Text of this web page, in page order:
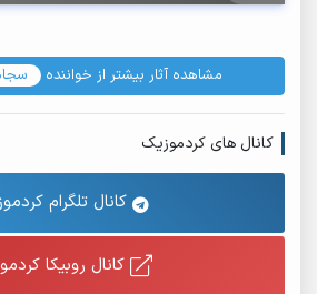
مشاهده آثار بیشتر از خواننده
کانال های کردموزیک
کانال تلگرام
کانال روبیکا